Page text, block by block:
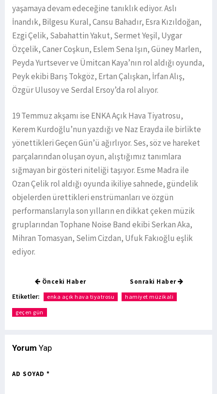
yaşamaya devam edeceğine tanıklık ediyor. Aslı
İnandık, Bilgesu Kural, Cansu Bahadır, Esra Kızıldoğan,
Ezgi Çelik, Sabahattin Yakut, Sermet Yeşil, Uygar
Özçelik, Caner Coşkun, Eslem Sena Işın, Güney Marlen,
Peyda Yurtsever ve Ümitcan Kaya’nın rol aldığı oyunda,
Peyk ekibi Barış Tokgöz, Ertan Çalışkan, İrfan Alış,
Özgür Ulusoy ve Serdal Ersoy’da rol alıyor.
19 Temmuz akşamı ise ENKA Açık Hava Tiyatrosu,
Kerem Kurdoğlu’nun yazdığı ve Naz Erayda ile birlikte
yönettikleri Geçen Gün’ü ağırlıyor. Ses, söz ve hareket
parçalarından oluşan oyun, alıştığımız tanımlara
sığmayan bir gösteri niteliği taşıyor. Esme Madra ile
Ozan Çelik rol aldığı oyunda ikiliye sahnede, gündelik
objelerden ürettikleri enstrümanları ve özgün
performanslarıyla son yılların en dikkat çeken müzik
gruplarından Tophane Noise Band ekibi Serkan Aka,
Mihran Tomasyan, Selim Cizdan, Ufuk Fakıoğlu eşlik
ediyor.
Önceki Haber Sonraki Haber
Etiketler: enka açık hava tiyatrosu hamiyet müzikali
geçen gün
Yorum Yap
AD SOYAD *